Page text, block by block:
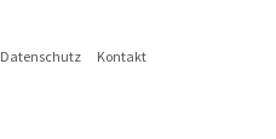
Datenschutz Kontakt